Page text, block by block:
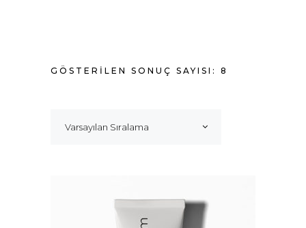
GÖSTERILEN SONUÇ SAYISI: 8
Varsayılan Sıralama